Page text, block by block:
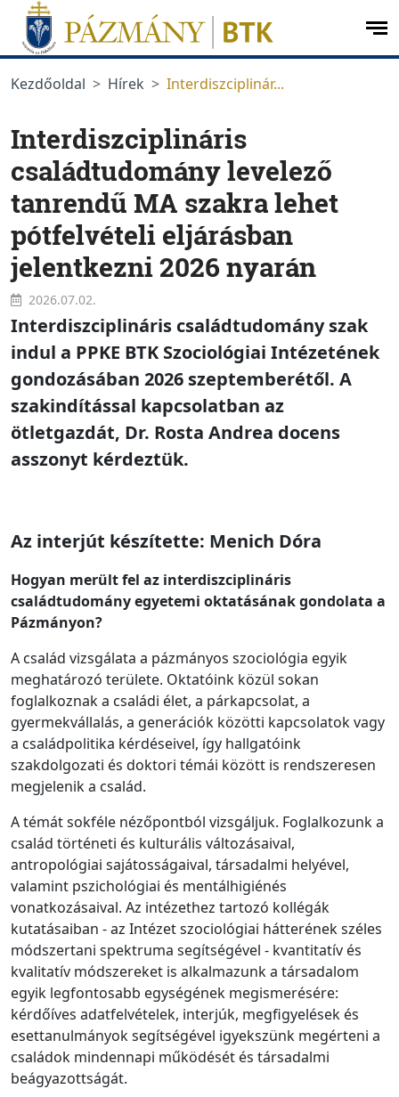
Ugrás a menüre
Ugrás a tartalomra
Kezdőoldal
Hírek Interdiszciplinár...
Interdiszciplináris
családtudomány levelező
tanrendű MA szakra lehet
pótfelvételi eljárásban
jelentkezni 2026 nyarán
2026.07.02.
Interdiszciplináris családtudomány szak
indul a PPKE BTK Szociológiai Intézetének
gondozásában 2026 szeptemberétől. A
szakindítással kapcsolatban az
ötletgazdát, Dr. Rosta Andrea docens
asszonyt kérdeztük.
Az interjút készítette: Menich Dóra
Hogyan merült fel az interdiszciplináris
családtudomány egyetemi oktatásának gondolata a
Pázmányon?
A család vizsgálata a pázmányos szociológia egyik
meghatározó területe. Oktatóink közül sokan
foglalkoznak a családi élet, a párkapcsolat, a
gyermekvállalás, a generációk közötti kapcsolatok vagy
a családpolitika kérdéseivel, így hallgatóink
szakdolgozati és doktori témái között is rendszeresen
megjelenik a család.
A témát sokféle nézőpontból vizsgáljuk. Foglalkozunk a
család történeti és kulturális változásaival,
antropológiai sajátosságaival, társadalmi helyével,
valamint pszichológiai és mentálhigiénés
vonatkozásaival. Az intézethez tartozó kollégák
kutatásaiban - az Intézet szociológiai hátterének széles
módszertani spektruma segítségével - kvantitatív és
kvalitatív módszereket is alkalmazunk a társadalom
egyik legfontosabb egységének megismerésére:
kérdőíves adatfelvételek, interjúk, megfigyelések és
esettanulmányok segítségével igyekszünk megérteni a
családok mindennapi működését és társadalmi
beágyazottságát.